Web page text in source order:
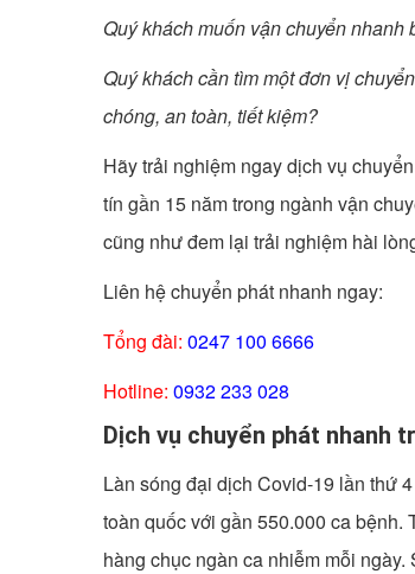
Quý khách muốn vận chuyển
Quý khách cần tìm một đơn vị
chóng, an toàn, tiết kiệm?
Hãy trải nghiệm ngay dịch vụ
tín gần 15 năm trong ngành vận
cũng như đem lại trải nghiệm hài
Liên hệ chuyển phát nhanh ngay:
Tổng đài: 0247 100 6666
Hotline: 0932 233 028
Dịch vụ chuyển phát nhanh
Làn sóng đại dịch Covid-19 lần thứ
toàn quốc với gần 550.000 ca
hàng chục ngàn ca nhiễm mỗi